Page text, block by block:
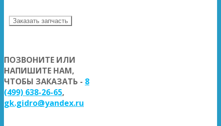
Заказать запчасть
ПОЗВОНИТЕ ИЛИ
НАПИШИТЕ НАМ,
ЧТОБЫ ЗАКАЗАТЬ - 8
(499) 638-26-65,
gk.gidro@yandex.ru